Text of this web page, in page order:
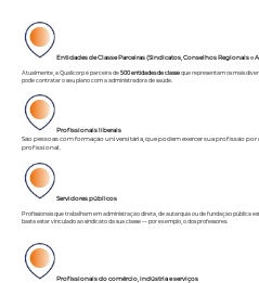
Entidades de Classe Parceiras (Sindicatos, ConselhosRegionaise
Atualmente, a Qualicorp é parceira de500 entidades de classeque representam os mais
pode contratar o seu plano com a administradora de saúde.
Profissionais liberais
São pessoas com formação universitária, que podem exercer sua profissão
profissional.
Servidores públicos
Profissionais que trabalham em administração direta, de autarquia ou de fundação pública
basta estar vinculado ao sindicato da sua classe — por exemplo, o dos professores.
Profissionais do comércio, indústria e serviços